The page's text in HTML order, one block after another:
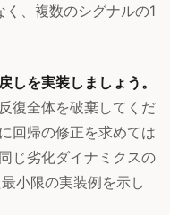
、複数のシグナルの1
しを実装しましょう。
復全体を破棄してくだ
回帰の修正を求めては
じ劣化ダイナミクスの
小限の実装例を示し